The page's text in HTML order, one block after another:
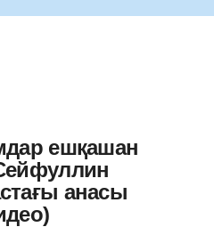
ешқашан
анасы